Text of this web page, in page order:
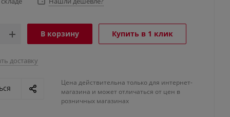
В корзину Купить в 1 клик
доставку
Цена действительна только для интернет-
магазина и может отличаться от цен в
розничных магазинах